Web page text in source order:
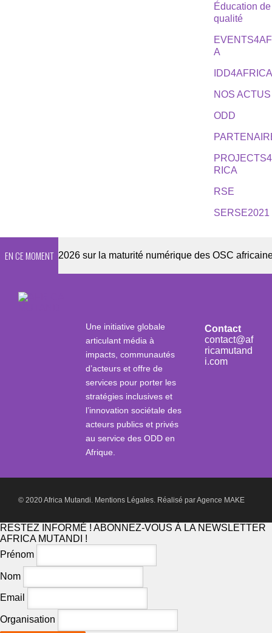
Éducation de
qualité
A
NOS ACTUS
ODD
RICA
RSE
SERSE2021
EN CE MOMENT2026 sur la maturité numérique des OSC africaines
Une initiative globale
articulant média à
impacts, communautés
d’acteurs et offre de
services pour porter les
stratégies inclusives et
l’innovation sociétale des
acteurs publics et privés
au service des ODD en
Afrique.
Contact
contact@af
ricamutand
i.com
© 2020 Africa Mutandi. Mentions Légales. Réalisé parAgence MAKE
RESTEZ INFORMÉ ! ABONNEZ-VOUS À LA NEWSLETTER
AFRICA MUTANDI !
Prénom
Nom
Email
Organisation